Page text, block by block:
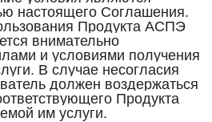
настоящего Соглашения.
Продукта АСПЭ
внимательно
и условиями получения
В случае несогласия
должен воздержаться
Продукта
им услуги.